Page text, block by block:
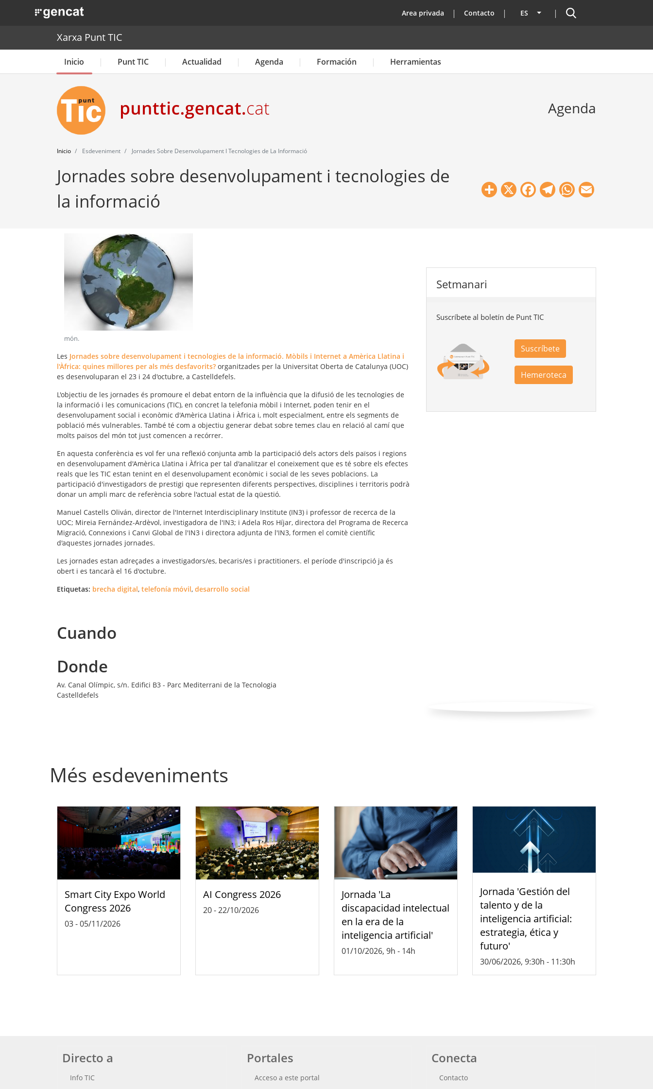
. Obre en una nova finestra. top
Area privada Contacto ES Lista adicional de acciones
Buscador
Xarxa Punt TIC
Inicio Punt TIC Actualidad Agenda Formación Herramientas
Agenda
Inicio Esdeveniment Jornades Sobre Desenvolupament I Tecnologies de La Informació
Jornades sobre desenvolupament i tecnologies de
la informació
Share
X Facebook
Telegram
WhatsApp
món.
Les Jornades sobre desenvolupament i tecnologies de la informació. Mòbils i Internet a Amèrica Llatina i
l'Àfrica: quines millores per als més desfavorits? organitzades per la Universitat Oberta de Catalunya (UOC)
es desenvoluparan el 23 i 24 d'octubre, a Castelldefels.
L'objectiu de les jornades és promoure el debat entorn de la influència que la difusió de les tecnologies de
la informació i les comunicacions (TIC), en concret la telefonia mòbil i Internet, poden tenir en el
desenvolupament social i econòmic d'Amèrica Llatina i Àfrica i, molt especialment, entre els segments de
població més vulnerables. També té com a objectiu generar debat sobre temes clau en relació al camí que
molts països del món tot just comencen a recórrer.
En aquesta conferència es vol fer una reflexió conjunta amb la participació dels actors dels països i regions
en desenvolupament d'Amèrica Llatina i Àfrica per tal d'analitzar el coneixement que es té sobre els efectes
reals que les TIC estan tenint en el desenvolupament econòmic i social de les seves poblacions. La
participació d'investigadors de prestigi que representen diferents perspectives, disciplines i territoris podrà
donar un ampli marc de referència sobre l'actual estat de la qüestió.
Manuel Castells Oliván, director de l'Internet Interdisciplinary Institute (IN3) i professor de recerca de la
UOC; Mireia Fernández-Ardèvol, investigadora de l'IN3; i Adela Ros Híjar, directora del Programa de Recerca
Migració, Connexions i Canvi Global de l'IN3 i directora adjunta de l'IN3, formen el comitè científic
d'aquestes jornades jornades.
Les jornades estan adreçades a investigadors/es, becaris/es i practitioners. el període d'inscripció ja és
obert i es tancarà el 16 d'octubre.
Etiquetas: brecha digital, telefonía móvil, desarrollo social
Cuando
Donde
Av. Canal Olímpic, s/n. Edifici B3 - Parc Mediterrani de la Tecnologia
Castelldefels
Setmanari
Suscríbete al boletín de Punt TIC
Suscríbete
Hemeroteca
Més esdeveniments
Smart City Expo World
Congress 2026
03-05/11/2026
AI Congress 2026
20-22/10/2026
Jornada 'La
discapacidad intelectual
en la era de la
inteligencia artificial'
01/10/2026, 9h - 14h
Jornada 'Gestión del
talento y de la
inteligencia artificial:
estrategia, ética y
futuro'
30/06/2026, 9:30h - 11:30h
Directo a
Info TIC
Portales
Acceso a este portal
Conecta
Contacto